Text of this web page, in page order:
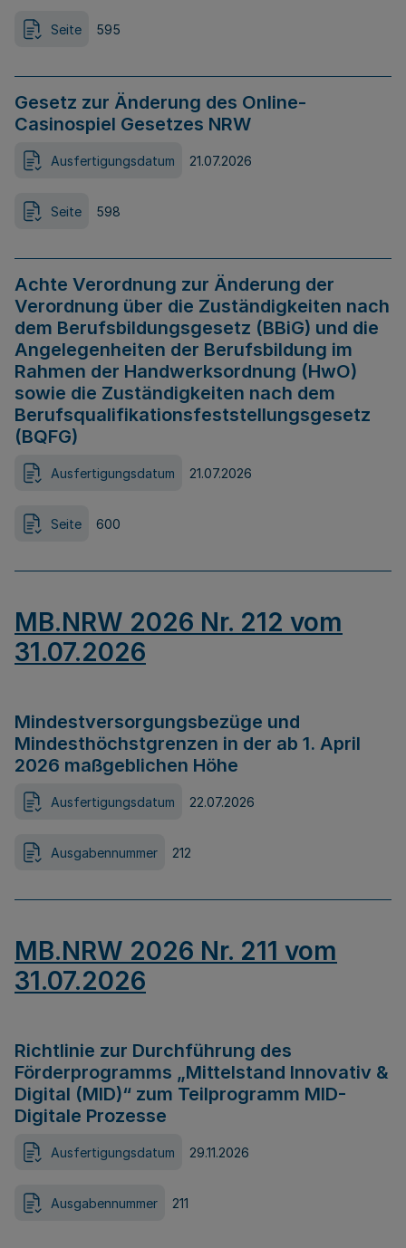
Seite 595
Gesetz zur Änderung des Online-
Casinospiel Gesetzes NRW
Ausfertigungsdatum 21.07.2026
Seite 598
Achte Verordnung zur Änderung der
Verordnung über die Zuständigkeiten nach
dem Berufsbildungsgesetz (BBiG) und die
Angelegenheiten der Berufsbildung im
Rahmen der Handwerksordnung (HwO)
sowie die Zuständigkeiten nach dem
Berufsqualifikationsfeststellungsgesetz
(BQFG)
Ausfertigungsdatum 21.07.2026
Seite 600
MB.NRW 2026 Nr. 212 vom
31.07.2026
Mindestversorgungsbezüge und
Mindesthöchstgrenzen in der ab 1. April
2026 maßgeblichen Höhe
Ausfertigungsdatum 22.07.2026
Ausgabennummer 212
MB.NRW 2026 Nr. 211 vom
31.07.2026
Richtlinie zur Durchführung des
Förderprogramms „Mittelstand Innovativ &
Digital (MID)“ zum Teilprogramm MID-
Digitale Prozesse
Ausfertigungsdatum 29.11.2026
Ausgabennummer 211